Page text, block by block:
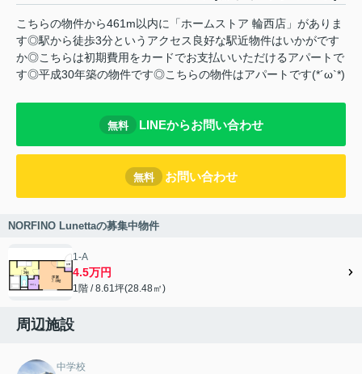
こちらの物件から461m以内に「ホームストア 輪西店」がありま
す◎駅から徒歩3分というアクセス良好な駅近物件はいかがです
か◎こちらは初期費用をカードでお支払いいただけるアパートで
す◎平成30年築の物件です◎こちらの物件はアパートです(*´ω`*)
無料 LINEからお問い合わせ
無料 お問い合わせ
NORFINO Lunettaの募集中物件
1-A
4.5万円
1階 / 8.61坪(28.48㎡)
周辺施設
中学校